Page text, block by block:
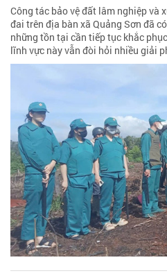
Công tác bảo vệ đất lâm nghiệp và
đai trên địa bàn xã Quảng Sơn đã
những tồn tại cần tiếp tục khắc
lĩnh vực này vẫn đòi hỏi nhiều giải